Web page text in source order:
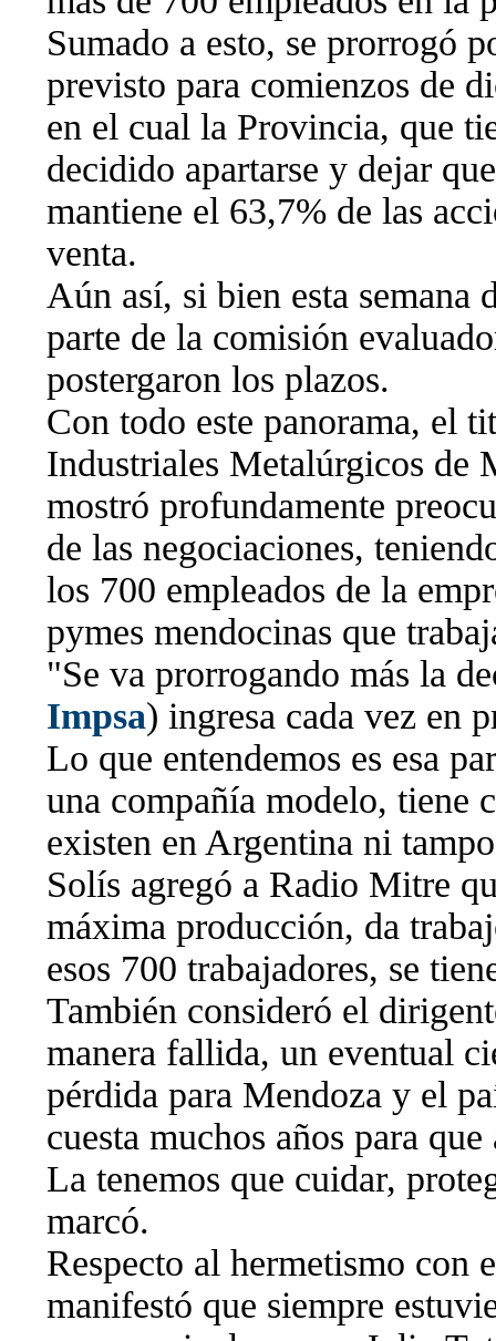
Sumado a esto, se prorrogó
previsto para comienzos de
en el cual la Provincia, que
decidido apartarse y dejar
mantiene el 63,7% de las
venta.
Aún así, si bien esta semana
parte de la comisión
postergaron los plazos.
Con todo este panorama, el
Industriales Metalúrgicos de
mostró profundamente
de las negociaciones,
los 700 empleados de la
pymes mendocinas que
"Se va prorrogando más la
Impsa) ingresa cada vez en
Lo que entendemos es esa
una compañía modelo, tiene
existen en Argentina ni
Solís agregó a Radio Mitre
máxima producción, da
esos 700 trabajadores, se
También consideró el
manera fallida, un eventual
pérdida para Mendoza y el
cuesta muchos años para
La tenemos que cuidar,
marcó.
Respecto al hermetismo con
manifestó que siempre